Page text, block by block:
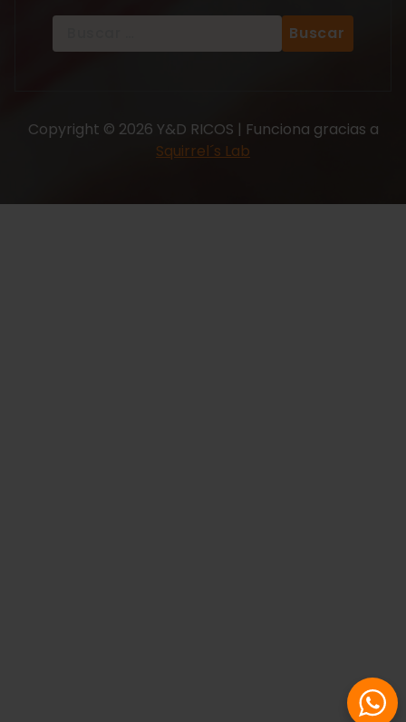
Copyright © 2026 Y&D RICOS | Funciona gracias a
Squirrel´s Lab